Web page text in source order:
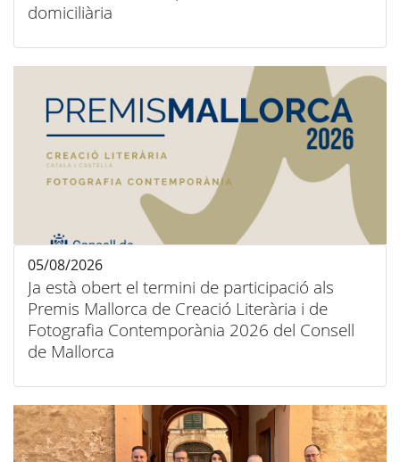
domiciliària
Ja està obert el termini de participació als
Premis Mallorca de Creació Literària i de
Fotografia Contemporània 2026 del Consell
de Mallorca
05/08/2026